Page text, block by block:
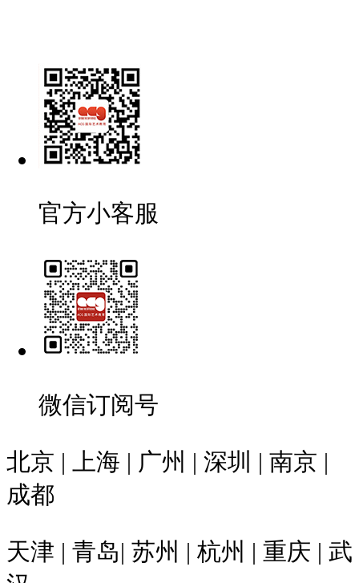
官方小客服
微信订阅号
北京 | 上海 | 广州 | 深圳 | 南京 |
成都
天津 | 青岛| 苏州 | 杭州 | 重庆 | 武